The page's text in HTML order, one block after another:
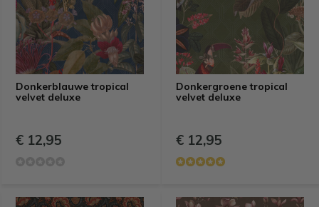
Donkerblauwe tropical
velvet deluxe
€ 12,95
Donkergroene tropical
velvet deluxe
€ 12,95